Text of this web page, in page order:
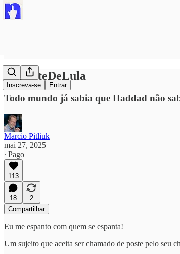
Inscreva-se Entrar
#OPosteDeLula
Todo mundo já sabia que Haddad não
Marcio Pitliuk
mai 27, 2025
∙ Pago
113
18
2
Compartilhar
Eu me espanto com quem se espanta!
Um sujeito que aceita ser chamado de poste pelo seu